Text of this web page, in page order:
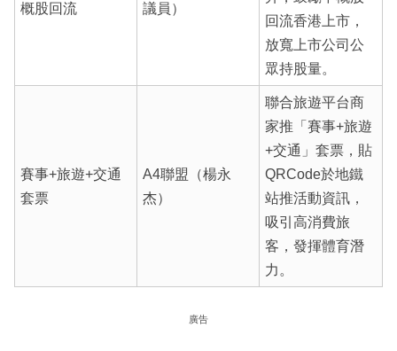
概股回流
議員）
回流香港上市，
放寬上市公司公
眾持股量。
賽事+旅遊+交通
套票
A4聯盟（楊永
杰）
聯合旅遊平台商
家推「賽事+旅遊
+交通」套票，貼
QRCode於地鐵
站推活動資訊，
吸引高消費旅
客，發揮體育潛
力。
廣告